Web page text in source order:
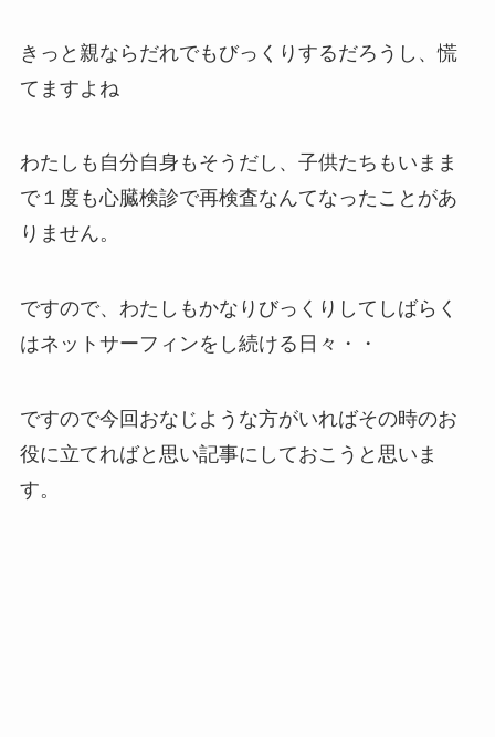
きっと親ならだれでもびっくりするだろうし、慌
てますよね
わたしも自分自身もそうだし、子供たちもいまま
で１度も心臓検診で再検査なんてなったことがあ
りません。
ですので、わたしもかなりびっくりしてしばらく
はネットサーフィンをし続ける日々・・
ですので今回おなじような方がいればその時のお
役に立てればと思い記事にしておこうと思いま
す。